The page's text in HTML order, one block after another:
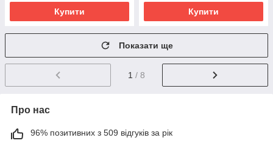
Купити Купити
Показати ще
1 / 8
Про нас
96% позитивних з 509 відгуків за рік